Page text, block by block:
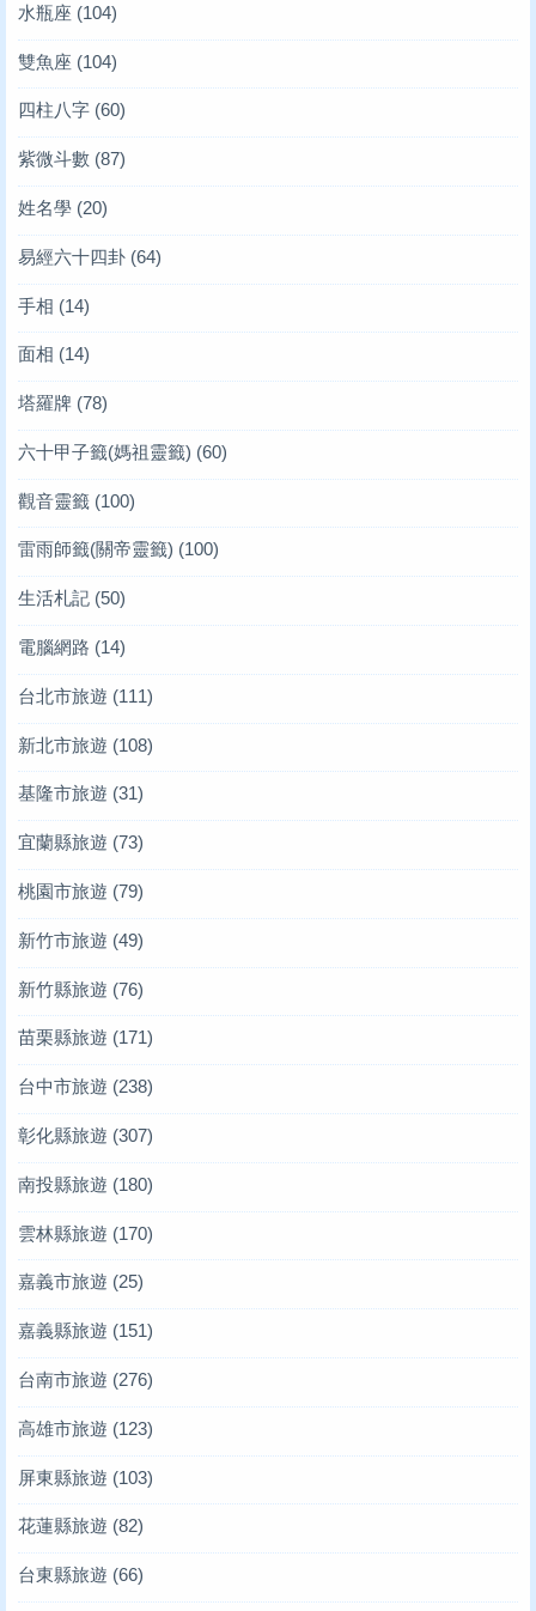
水瓶座 (104)
雙魚座 (104)
四柱八字 (60)
紫微斗數 (87)
姓名學 (20)
易經六十四卦 (64)
手相 (14)
面相 (14)
塔羅牌 (78)
六十甲子籤(媽祖靈籤) (60)
觀音靈籤 (100)
雷雨師籤(關帝靈籤) (100)
生活札記 (50)
電腦網路 (14)
台北市旅遊 (111)
新北市旅遊 (108)
基隆市旅遊 (31)
宜蘭縣旅遊 (73)
桃園市旅遊 (79)
新竹市旅遊 (49)
新竹縣旅遊 (76)
苗栗縣旅遊 (171)
台中市旅遊 (238)
彰化縣旅遊 (307)
南投縣旅遊 (180)
雲林縣旅遊 (170)
嘉義市旅遊 (25)
嘉義縣旅遊 (151)
台南市旅遊 (276)
高雄市旅遊 (123)
屏東縣旅遊 (103)
花蓮縣旅遊 (82)
台東縣旅遊 (66)